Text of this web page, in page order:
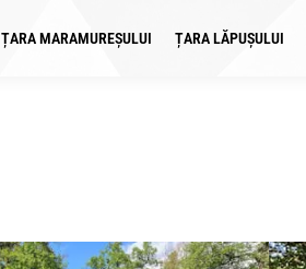
ȚARA MARAMUREȘULUI ȚARA LĂPUȘULUI